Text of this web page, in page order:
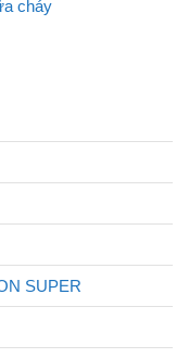
cháy
SUPER